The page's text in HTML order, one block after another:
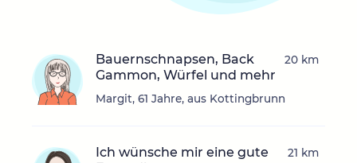
Bauernschnapsen, Back
Gammon, Würfel und mehr
Margit, 61 Jahre, aus Kottingbrunn
20 km
Ich wünsche mir eine gute
21 km